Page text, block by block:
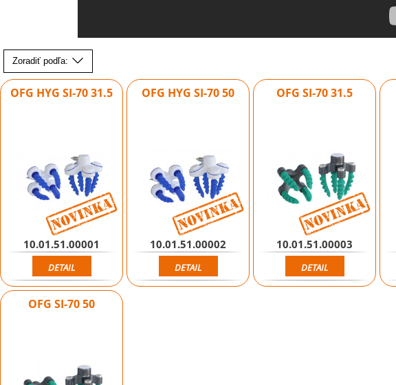
Zoradiť podľa:
OFG HYG SI-70 31.5
Novinka
10.01.51.00001
DETAIL
OFG HYG SI-70 50
Novinka
10.01.51.00002
DETAIL
OFG SI-70 31.5
10.01.51.00003
DETAIL
OFG SI-70 50